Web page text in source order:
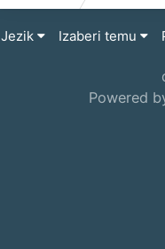
Jezik Izaberi temu
Powered